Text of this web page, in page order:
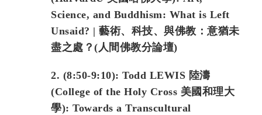
Science, and Buddhism: What is Left
Unsaid? | 藝術、科技、與佛教：意猶未
盡之處？(人間佛教分論壇)
2. (8:50-9:10): Todd LEWIS 陸濤
(College of the Holy Cross 美國和理大
學): Towards a Transcultural